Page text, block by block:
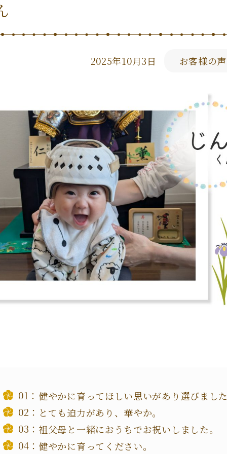
2025年10月3日 お客様の
健やかに育ってほしい思いがあり選びまし
とても迫力があり、華やか。
祖父母と一緒におうちでお祝いしました。
健やかに育ってください。